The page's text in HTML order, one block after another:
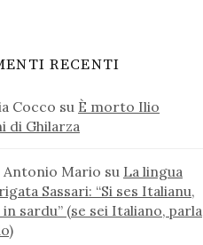
RECENTI
Cocco su È morto Ilio
di Ghilarza
Antonio Mario su La lingua
Sassari: “Si ses Italianu,
sardu” (se sei Italiano, parla